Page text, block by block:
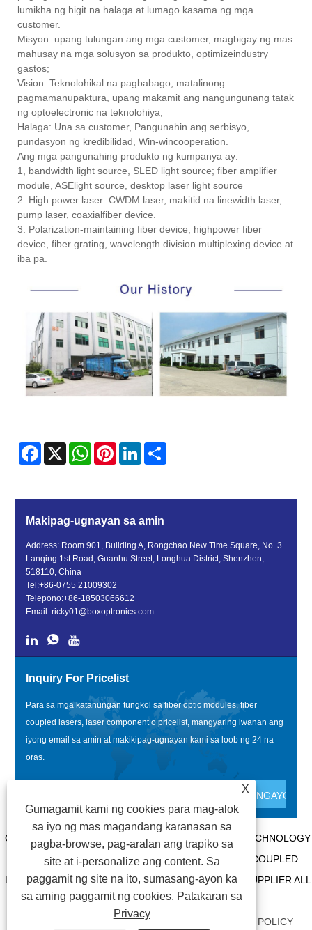
lumikha ng higit na halaga at lumago kasama ng mga
customer.
Misyon: upang tulungan ang mga customer, magbigay ng mas
mahusay na mga solusyon sa produkto, optimizeindustry
gastos;
Vision: Teknolohikal na pagbabago, matalinong
pagmamanupaktura, upang makamit ang nangungunang tatak
ng optoelectronic na teknolohiya;
Halaga: Una sa customer, Pangunahin ang serbisyo,
pundasyon ng kredibilidad, Win-wincooperation.
Ang mga pangunahing produkto ng kumpanya ay:
1, bandwidth light source, SLED light source; fiber amplifier
module, ASElight source, desktop laser light source
2. High power laser: CWDM laser, makitid na linewidth laser,
pump laser, coaxialfiber device.
3. Polarization-maintaining fiber device, highpower fiber
device, fiber grating, wavelength division multiplexing device at
iba pa.
Facebook
X WhatsAppPinterestLinkedIn
X
Gumagamit kami ng cookies para mag-alok
sa iyo ng mas magandang karanasan sa
pagba-browse, pag-aralan ang trapiko sa
site at i-personalize ang content. Sa
paggamit ng site na ito, sumasang-ayon ka
sa aming paggamit ng cookies. Patakaran sa
Privacy
Makipag-ugnayan sa amin
Address: Room 901, Building A, Rongchao New Time Square, No. 3
Lanqing 1st Road, Guanhu Street, Longhua District, Shenzhen,
518110, China
Tel:+86-0755 21009302
Telepono:+86-18503066612
Email:ricky01@boxoptronics.com
Inquiry For Pricelist
Para sa mga katanungan tungkol sa fiber optic modules, fiber
coupled lasers, laser component o pricelist, mangyaring iwanan ang
iyong email sa amin at makikipag-ugnayan kami sa loob ng 24 na
oras.
COPYRIGHT @ 2020 SHENZHEN BOX OPTRONICS TECHNOLOGY
CO., LTD. - CHINA FIBER OPTIC MODULES, FIBER COUPLED
LASERS MANUFACTURERS, LASER COMPONENTS SUPPLIER ALL
RIGHTS RESERVED.
SITEMAP|RSS PRIVACY POLICY